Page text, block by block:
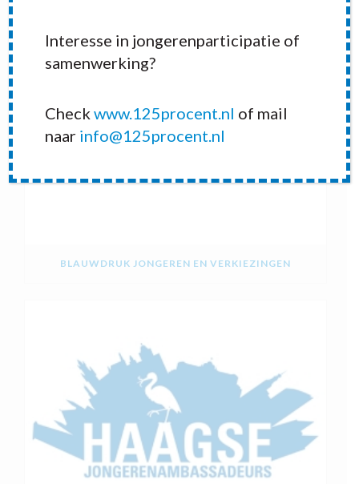
BLAUWDRUK JONGEREN EN VERKIEZINGEN
Interesse in jongerenparticipatie of
samenwerking?
Checkwww.125procent.nl of mail
naar info@125procent.nl